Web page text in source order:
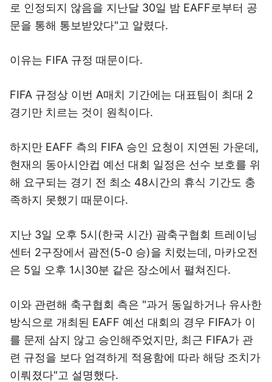
로 인정되지 않음을 지난달 30일 밤 EAFF로부터 공
문을 통해 통보받았다"고 알렸다.
이유는 FIFA 규정 때문이다.
FIFA 규정상 이번 A매치 기간에는 대표팀이 최대 2
경기만 치르는 것이 원칙이다.
하지만 EAFF 측의 FIFA 승인 요청이 지연된 가운데,
현재의 동아시안컵 예선 대회 일정은 선수 보호를 위
해 요구되는 경기 전 최소 48시간의 휴식 기간도 충
족하지 못했기 때문이다.
지난 3일 오후 5시(한국 시간) 괌축구협회 트레이닝
센터 2구장에서 괌전(5-0 승)을 치렀는데, 마카오전
은 5일 오후 1시30분 같은 장소에서 펼쳐진다.
이와 관련해 축구협회 측은 "과거 동일하거나 유사한
방식으로 개최된 EAFF 예선 대회의 경우 FIFA가 이
를 문제 삼지 않고 승인해주었지만, 최근 FIFA가 관
련 규정을 보다 엄격하게 적용함에 따라 해당 조치가
이뤄졌다"고 설명했다.